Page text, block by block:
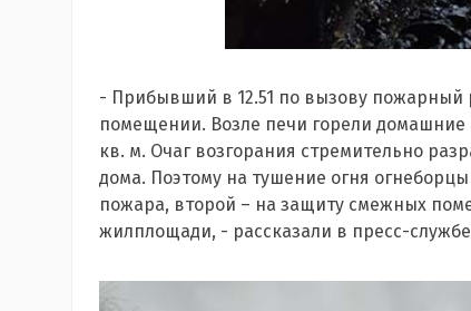
- Прибывший в 12.51 по вызову пожарный
помещении. Возле печи горели
кв. м. Очаг возгорания стремительно
дома. Поэтому на тушение огня
пожара, второй – на защиту смежных
жилплощади, - рассказали в пресс-